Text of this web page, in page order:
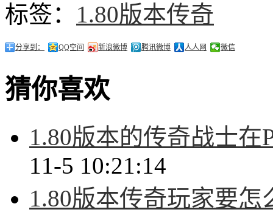
标签： 1.80版本传奇
分享到： QQ空间 新浪微博 腾讯微博 人人网 微信
猜你喜欢
1.80版本的传奇战士
11-5 10:21:14
1.80版本传奇玩家要